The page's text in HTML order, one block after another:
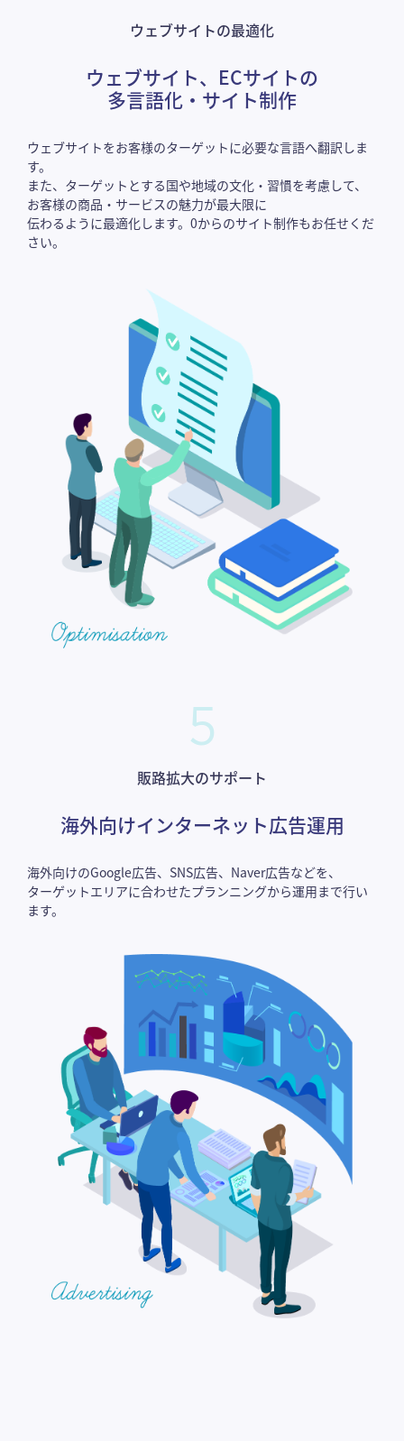
ウェブサイトの最適化
ウェブサイト、ECサイトの
多言語化・サイト制作
ウェブサイトをお客様のターゲットに必要な言語へ翻訳しま
す。
また、ターゲットとする国や地域の文化・習慣を考慮して、
お客様の商品・サービスの魅力が最大限に
伝わるように最適化します。0からのサイト制作もお任せくだ
さい。
5
販路拡大のサポート
海外向けインターネット広告運用
海外向けのGoogle広告、SNS広告、Naver広告などを、
ターゲットエリアに合わせたプランニングから運用まで行い
ます。